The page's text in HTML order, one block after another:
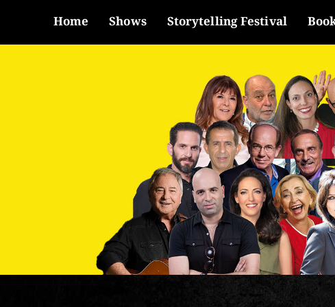
Home Shows Storytelling Festival